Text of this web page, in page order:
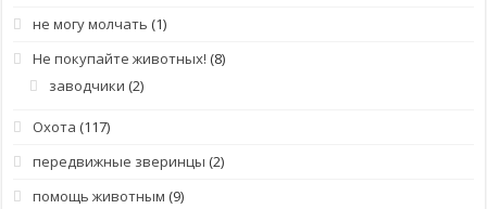
не могу молчать (1)
Не покупайте животных! (8)
заводчики (2)
Охота (117)
передвижные зверинцы (2)
помощь животным (9)